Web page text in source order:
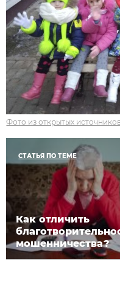
Фото из открытых
СТАТЬЯ ПО ТЕМЕ
Как отличить
мошенничества?